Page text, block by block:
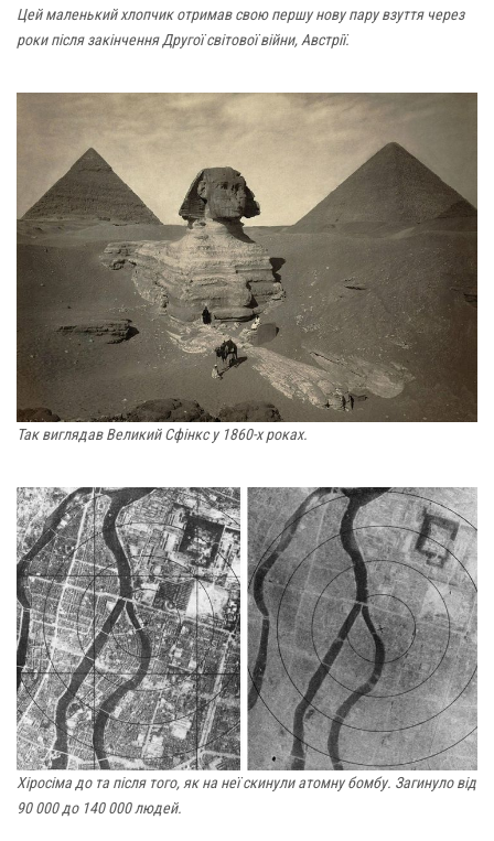
Цей маленький хлопчик отримав свою першу нову пару взуття через
роки після закінчення Другої світової війни, Австрії.
Так виглядав Великий Сфінкс у 1860-х роках.
Хіросіма до та після того, як на неї скинули атомну бомбу. Загинуло від
90 000 до 140 000 людей.